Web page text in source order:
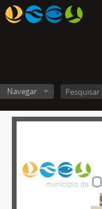
Navegar